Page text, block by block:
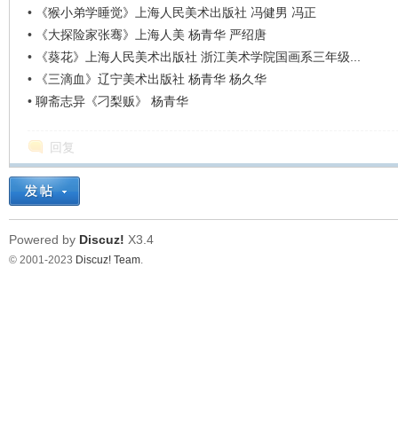
•
《猴小弟学睡觉》上海人民美术出版社 冯健男 冯正
•
《大探险家张骞》上海人美 杨青华 严绍唐
•
《葵花》上海人民美术出版社 浙江美术学院国画系三年级...
•
《三滴血》辽宁美术出版社 杨青华 杨久华
• 聊斋志异《刁梨贩》 杨青华
回复
Powered by Discuz! X3.4
© 2001-2023 Discuz! Team.